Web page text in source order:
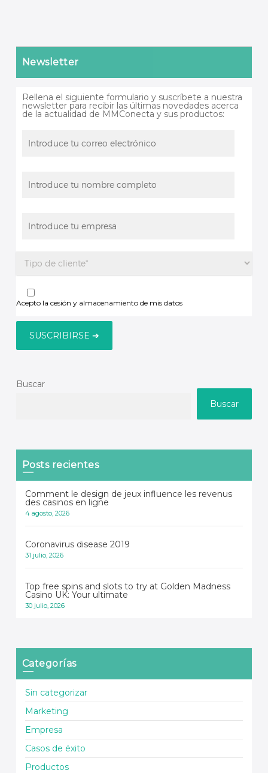
Newsletter
Rellena el siguiente formulario y suscríbete a nuestra
newsletter para recibir las últimas novedades acerca
de la actualidad de MMConecta y sus productos:
Acepto la cesión y almacenamiento de mis datos
Buscar
Buscar
Posts recientes
Comment le design de jeux influence les revenus
des casinos en ligne
4 agosto, 2026
Coronavirus disease 2019
31 julio, 2026
Top free spins and slots to try at Golden Madness
Casino UK: Your ultimate
30 julio, 2026
Categorías
Sin categorizar
Marketing
Empresa
Casos de éxito
Productos